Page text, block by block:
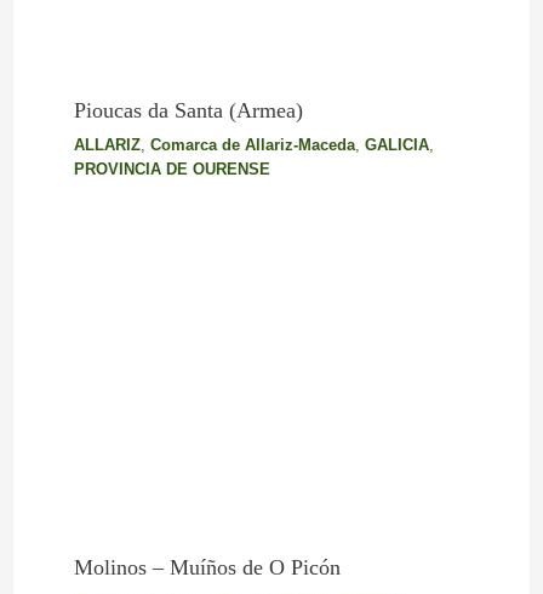
Pioucas da Santa (Armea)
ALLARIZ, Comarca de Allariz-Maceda, GALICIA,
PROVINCIA DE OURENSE
Molinos – Muíños de O Picón